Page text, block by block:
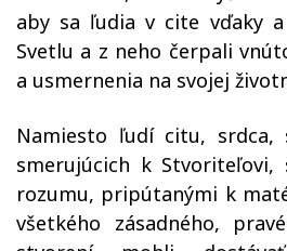
aby sa ľudia v cite vďaky
Svetlu a z neho čerpali
a usmernenia na svojej
Namiesto ľudí citu, srdca,
smerujúcich k
rozumu, pripútanými k
všetkého zásadného,